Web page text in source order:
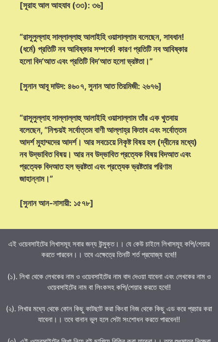
[সূরাহ আল আহযাব (৩৩): ৩৬]
“রাসূলুল্লাহ সাল্লাল্লাহু আলাইহি ওয়াসাল্লাম বলেছেন, সাবধান!
(ধর্মে) প্রতিটি নব আবিষ্কার সম্পর্কে! কারণ প্রতিটি নব আবিষ্কার
হলো বিদ‘আত এবং প্রতিটি বিদ‘আত হলো ভ্রষ্টতা।”
[সুনান আবূ দাউদ: ৪৬০৭, সুনান আত তিরমিজী: ২৬৭৬]
“রাসূলুল্লাহ সাল্লাল্লাহু আলাইহি ওয়াসাল্লাম তাঁর এক খুতবায়
বলেছেন, “নিশ্চয়ই সর্বোত্তম বাণী আল্লাহ্‌র কিতাব এবং সর্বোত্তম
আদর্শ মুহাম্মদের আদর্শ। আর সবচেয়ে নিকৃষ্ট বিষয় হল (দ্বীনের মধ্যে)
নব উদ্ভাবিত বিষয়। আর নব উদ্ভাবিত প্রত্যেক বিষয় বিদআত এবং
প্রত্যেক বিদআত হল ভ্রষ্টতা এবং প্রত্যেক ভ্রষ্টতার পরিণাম
জাহান্নাম।”
[সুনান আন-নাসায়ী: ১৫৭৮]
এই ওয়েবসাইটের লিখাসমূহ সবার জন্য উন্মুক্ত।। যে কেউ চাইলে লিখাসমূহ কপি/শেয়ার
করতে পারবেন।। তবে এক্ষেত্রে তিনটি শর্ত প্রযোজ্য হবে!!
(১). লিখা থেকে লেখকের নাম ও ওয়েবসাইটের নাম বাদ দেওয়া যাবেনা এবং লেখকের নাম ও
ওয়েবসাইটের নাম বা লিংকসহ কপি/শেয়ার করতে হবে!!
(২). লিখার মধ্যে থেকে কোন কিছু কাটছাট করা কিংবা নিজ থেকে কিছু এড করে প্রচার করা
যাবেনা।। তবে বানান ভুল হলে সেটা সংশোধন করতে পারবেন!!